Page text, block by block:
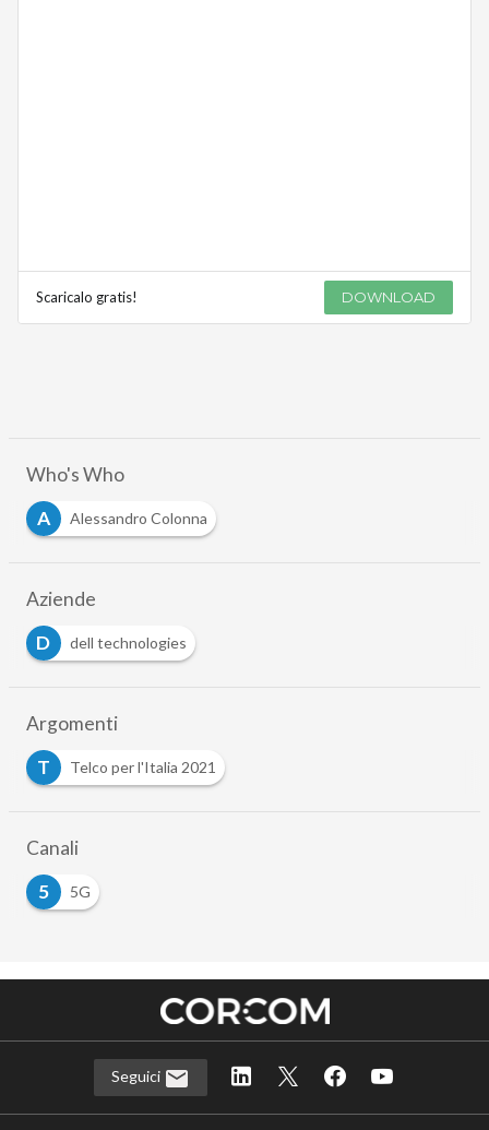
Scaricalo gratis! DOWNLOAD
Who's Who
A
Alessandro Colonna
Aziende
D
dell technologies
Argomenti
T
Telco per l'Italia 2021
Canali
5
5G
Seguici